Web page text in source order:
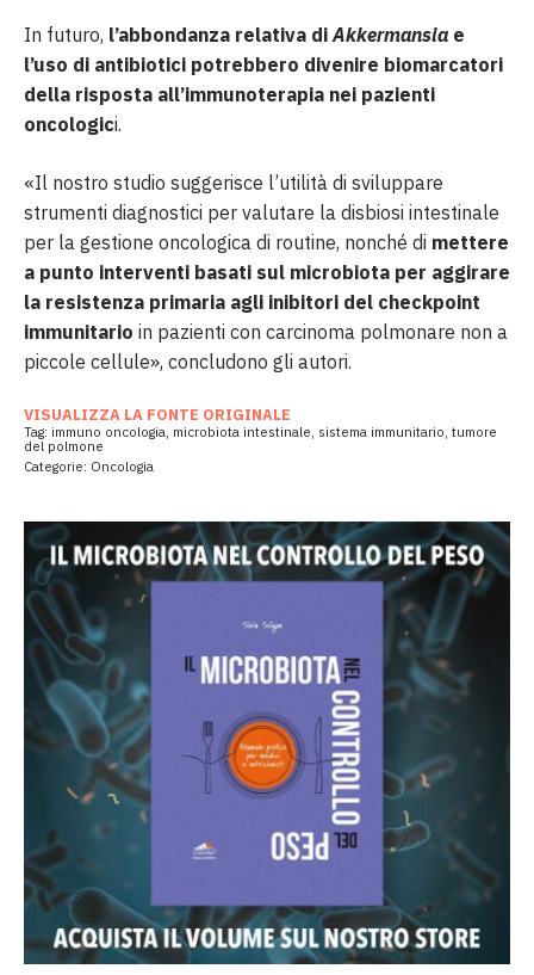
In futuro, l’abbondanza relativa diAkkermansia e
l’uso di antibiotici potrebbero divenire biomarcatori
della risposta all’immunoterapia nei pazienti
oncologici.
«Il nostro studio suggerisce l’utilità di sviluppare
strumenti diagnostici per valutare la disbiosi intestinale
per la gestione oncologica di routine, nonché di mettere
a punto interventi basati sul microbiota per aggirare
la resistenza primaria agli inibitori del checkpoint
immunitario in pazienti con carcinoma polmonare non a
piccole cellule», concludono gli autori.
VISUALIZZA LA FONTE ORIGINALE
Tag: immuno oncologia, microbiota intestinale, sistema immunitario, tumore
del polmone
Categorie: Oncologia